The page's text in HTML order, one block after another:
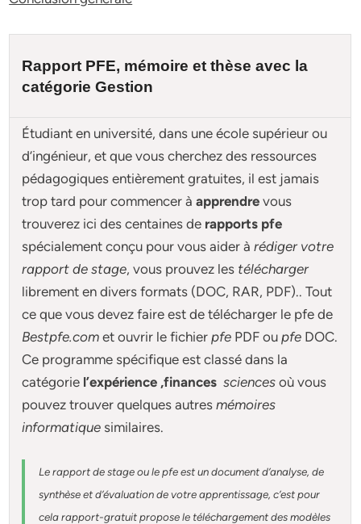
Rapport PFE, mémoire etthèse avec la
catégorie Gestion
Étudiant en université, dans une école supérieur ou
d’ingénieur, et que vous cherchez des ressources
pédagogiques entièrement gratuites, il est jamais
trop tard pour commencer àapprendre vous
trouverez ici des centaines de rapports pfe
spécialement conçu pourvous aider àrédiger votre
rapport de stage, vous prouvez les télécharger
librement en divers formats (DOC, RAR, PDF).. Tout
ce que vous devez faire est de télécharger le pfe de
Bestpfe.com et ouvrir le fichierpfe PDF oupfe DOC.
Ce programme spécifique est classé dans la
catégorie l’expérience ,financessciencesoù vous
pouvez trouver quelques autresmémoires
informatique similaires.
Le rapport de stage ou le pfe est un document d’analyse, de
synthèse et d’évaluation de votre apprentissage, c’est pour
cela rapport-gratuitpropose le téléchargement des modèles